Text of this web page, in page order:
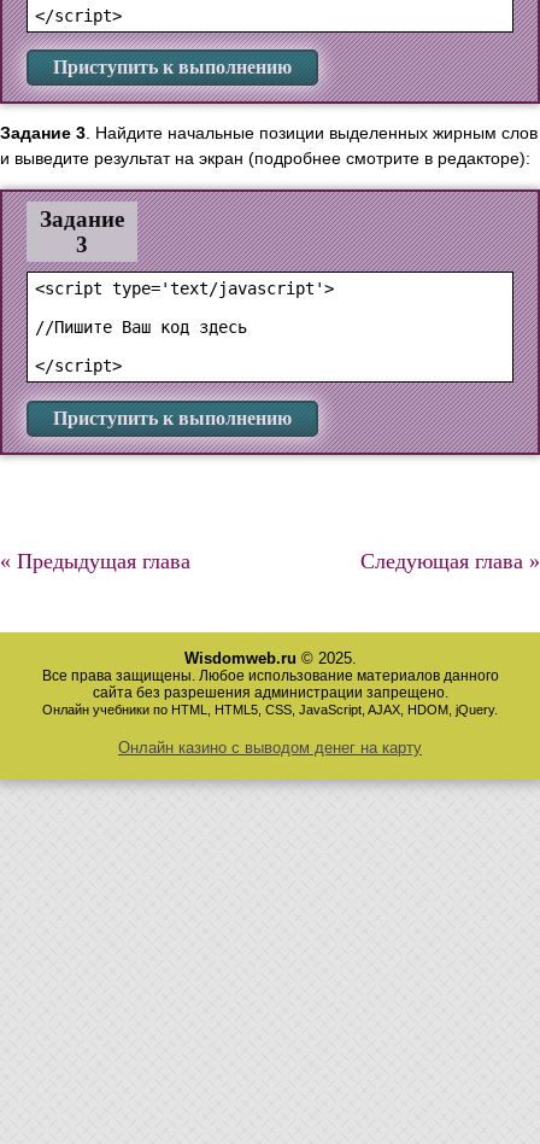
Приступить к выполнению
Задание 3. Найдите начальные позиции выделенных жирным слов
и выведите результат на экран (подробнее смотрите в редакторе):
Задание
3
<script type='text/javascript'>
//Пишите Ваш код здесь
Приступить к выполнению
« Предыдущая глава Следующая глава »
Wisdomweb.ru © 2025.
Все права защищены. Любое использование материалов данного
сайта без разрешения администрации запрещено.
Онлайн учебники по HTML, HTML5, CSS, JavaScript, AJAX, HDOM, jQuery.
Онлайн казино с выводом денег на карту